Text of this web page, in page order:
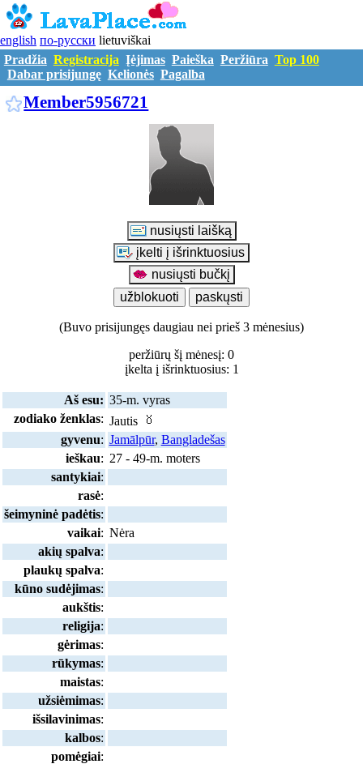
english по-русски lietuviškai
Pradžia Registracija Įėjimas Paieška Peržiūra Top 100
Dabar prisijungę Kelionės Pagalba
Member5956721
(Buvo prisijungęs daugiau nei prieš 3 mėnesius)
peržiūrų šį mėnesį: 0
įkelta į išrinktuosius: 1
Aš esu: 35-m. vyras
zodiako ženklas: Jautis
gyvenu: Jamālpūr, Bangladešas
ieškau: 27 - 49-m. moters
santykiai:
rasė:
šeimyninė padėtis:
vaikai: Nėra
akių spalva:
plaukų spalva:
kūno sudėjimas:
aukštis:
religija:
gėrimas:
rūkymas:
maistas:
užsiėmimas:
išsilavinimas:
kalbos:
pomėgiai: